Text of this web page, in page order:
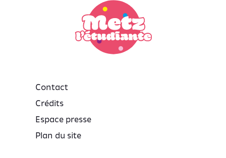
Contact
Crédits
Espace presse
Plan du site